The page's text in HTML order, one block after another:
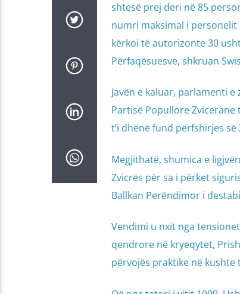
shtesë prej deri në 85
numri maksimal i personelit
kërkoi të autorizonte 30
Përfaqësuesve, shkruan
Javën e kaluar, parlamenti
Partisë Popullore
t’i dhënë fund përfshirjes
Megjithatë, shumica e
Zvicrës për sa i përket
Ballkan Perëndimor i
Vendimi u nxit nga
qendrore në kryeqytet,
përvojës praktike në kushte